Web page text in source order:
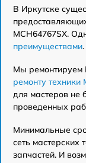
В Иркутске
MCH64767SX.
преимуществами.
Мы ремонтируем
ремонту техники
для мастеров не
проведенных
Минимальные
сеть мастерских
запчастей. И